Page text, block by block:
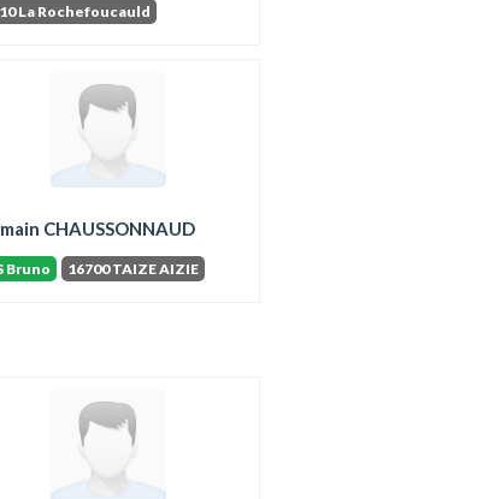
La Rochefoucauld
CHAUSSONNAUD
Bruno 16700 TAIZE AIZIE